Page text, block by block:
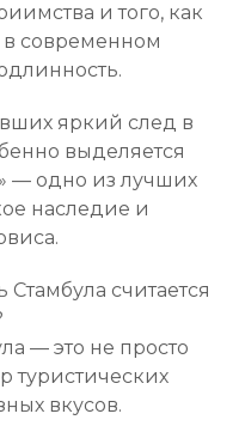
и того, как
современном
яркий след в
выделяется
— одно из лучших
наследие и
считается
— это не просто
туристических
вкусов.